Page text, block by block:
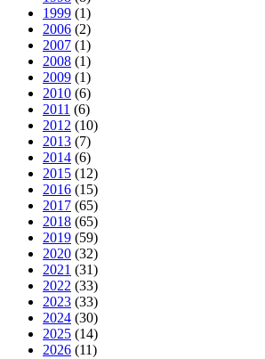
1999 (1)
2006 (2)
2007 (1)
2008 (1)
2009 (1)
2010 (6)
2011 (6)
2012 (10)
2013 (7)
2014 (6)
2015 (12)
2016 (15)
2017 (65)
2018 (65)
2019 (59)
2020 (32)
2021 (31)
2022 (33)
2023 (33)
2024 (30)
2025 (14)
2026 (11)